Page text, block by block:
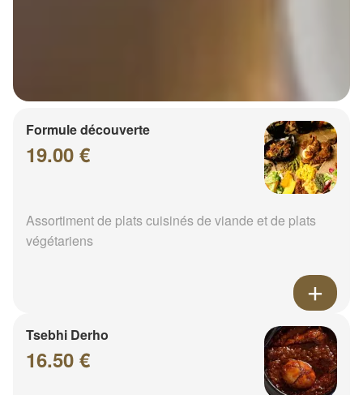
Formule découverte
19.00 €
Assortiment de plats cuisinés de viande et de plats
végétariens
Tsebhi Derho
16.50 €